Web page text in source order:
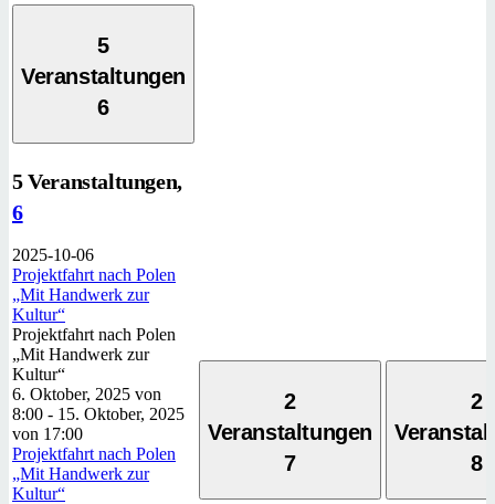
5
Veranstaltungen
6
5 Veranstaltungen,
6
2025-10-06
Projektfahrt nach Polen
„Mit Handwerk zur
Kultur“
Projektfahrt nach Polen
„Mit Handwerk zur
Kultur“
6. Oktober, 2025 von
8:00 - 15. Oktober, 2025
von 17:00
Projektfahrt nach Polen
„Mit Handwerk zur
Kultur“
2
Veranstaltungen
7
2
8